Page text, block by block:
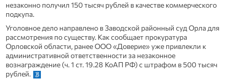
незаконно получил 150 тысяч рублей в качестве коммерческого
подкупа.
Уголовное дело направлено в Заводской районный суд Орла для
рассмотрения по существу. Как сообщает прокуратура
Орловской области, ранее ООО «Доверие» уже привлекли к
административной ответственности за незаконное
вознаграждение (ч. 1 ст. 19.28 КоАП РФ) с штрафом в 500 тысяч
рублей.